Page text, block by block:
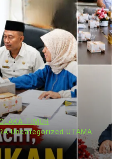
TIMUR
Uncategorized UTAMA